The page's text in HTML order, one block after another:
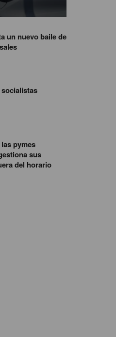
un nuevo baile de
las pymes
sus
del horario